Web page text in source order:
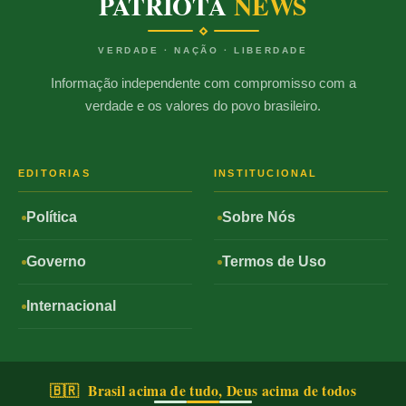
VERDADE · NAÇÃO · LIBERDADE
Informação independente com compromisso com a
verdade e os valores do povo brasileiro.
EDITORIAS
Política
Governo
Internacional
INSTITUCIONAL
Sobre Nós
Termos de Uso
🇧🇷 Brasil acima de tudo, Deus acima de todos